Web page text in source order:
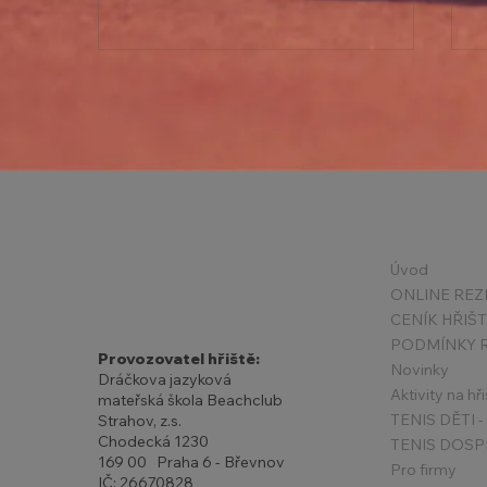
Provozovatel hřiště:
Dráčkova jazyková
mateřská škola Beachclub
Strahov, z.s.
Chodecká 1230
169 00 Praha 6 - Břevnov
IČ: 26670828
Úvod
ONLINE
CENÍK
Novinky
Aktivity na
TENIS
Pro firmy